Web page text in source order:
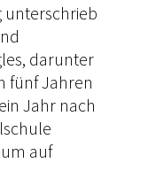
unterschrieb
darunter
fünf Jahren
Jahr nach
auf